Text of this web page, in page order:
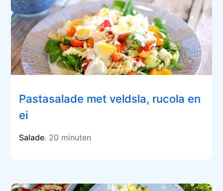
Pastasalade met veldsla, rucola en
ei
Salade. 20 minuten